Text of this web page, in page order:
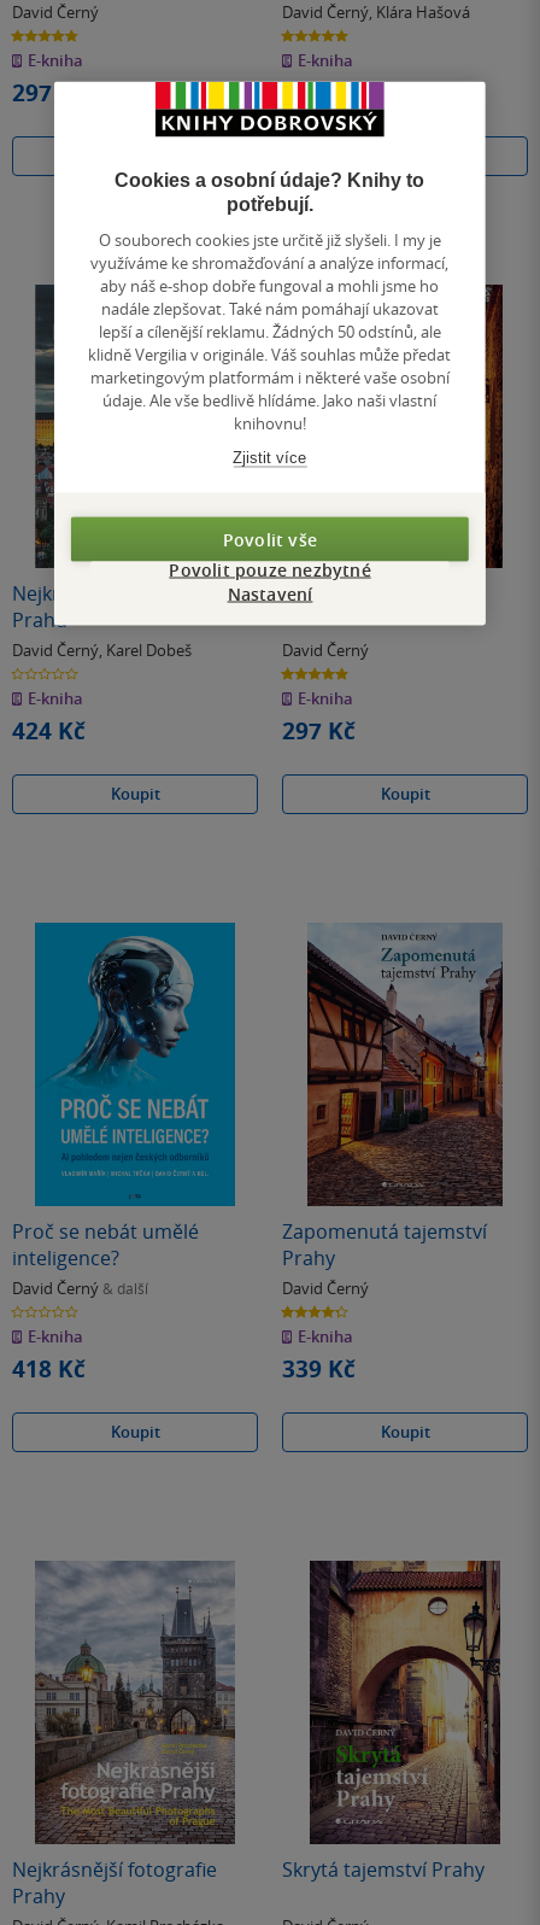
David Černý
4.8
z
5
hvězdiček
E-kniha
297 Kč
David Černý, Klára Hašová
5.0
z
5
hvězdiček
E-kniha
Nejkrásnější pohledy na
Prahu
David Černý, Karel Dobeš
0.0
z
5
hvězdiček
E-kniha
424 Kč
Koupit
25 tajemství Prahy
David Černý
4.9
z
5
hvězdiček
E-kniha
297 Kč
Koupit
Proč se nebát umělé
inteligence?
David Černý & další
0.0
z
5
hvězdiček
E-kniha
418 Kč
Koupit
Zapomenutá tajemství
Prahy
David Černý
4.3
z
5
hvězdiček
E-kniha
339 Kč
Koupit
Nejkrásnější fotografie
Prahy
Skrytá tajemství Prahy
Cookies a osobní údaje? Knihy to
potřebují.
O souborech cookies jste určitě již slyšeli. I my je
využíváme ke shromažďování a analýze informací,
aby náš e-shop dobře fungoval a mohli jsme ho
nadále zlepšovat. Také nám pomáhají ukazovat
lepší a cílenější reklamu. Žádných 50 odstínů, ale
klidně Vergilia v originále. Váš souhlas může předat
marketingovým platformám i některé vaše osobní
údaje. Ale vše bedlivě hlídáme. Jako naši vlastní
knihovnu!
Zjistit více
Povolit vše
Povolit pouze nezbytné
Nastavení